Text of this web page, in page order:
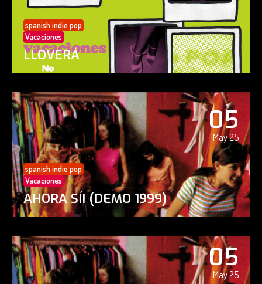
spanish indie pop
Vacaciones
LLOVERÁ
05
May 25
spanish indie pop
Vacaciones
AHORA SÍ! (DEMO 1999)
05
May 25